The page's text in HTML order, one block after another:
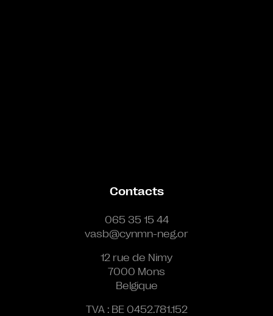
Contacts
065 35 15 44
vasb@cynmn-neg.or
12 rue de Nimy
7000 Mons
Belgique
TVA : BE 0452.781.152